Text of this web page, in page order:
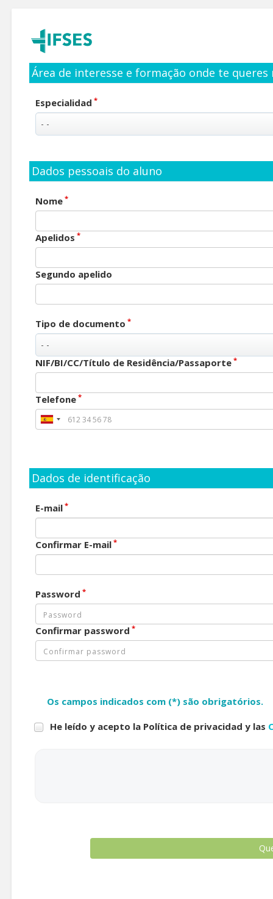
Área de interesse e formação onde te
Especialidad *
Dados pessoais do aluno
Nome *
Apelidos *
Segundo apelido
Tipo de documento *
NIF/BI/CC/Título de Residência/Passaporte *
Telefone *
Dados de identificação
E-mail *
Confirmar E-mail *
Password *
Confirmar password *
Os campos indicados com (*) são obrigatórios.
He leído y acepto la Política de privacidad y las